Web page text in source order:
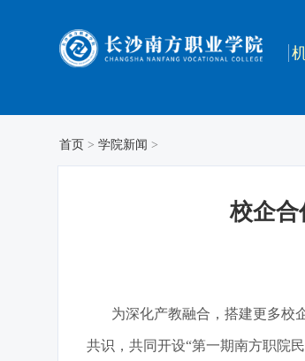
首页 >学院新闻 >
校企
为深化产教融合，搭建更多校企
共识，共同开设“第一期南方职院